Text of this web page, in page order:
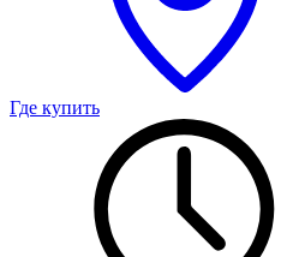
Где купить